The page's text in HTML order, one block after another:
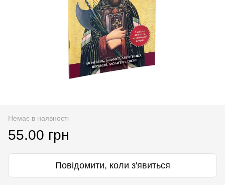
Немає в наявності
55.00 грн
Повідомити, коли з'явиться